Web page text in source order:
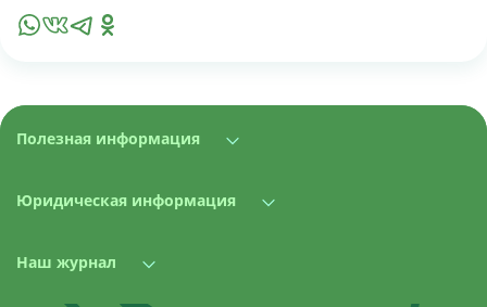
Полезная информация
Юридическая информация
Наш журнал